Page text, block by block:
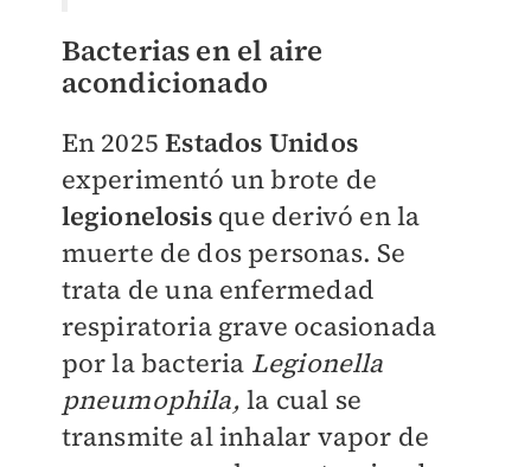
Bacterias en el aire
acondicionado
En 2025 Estados Unidos
experimentó un brote de
legionelosis que derivó en la
muerte de dos personas. Se
trata de una enfermedad
respiratoria grave ocasionada
por la bacteria Legionella
pneumophila, la cual se
transmite al inhalar vapor de